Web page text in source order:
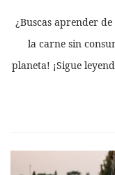
¿Buscas aprender
la carne sin
planeta! ¡Sigue